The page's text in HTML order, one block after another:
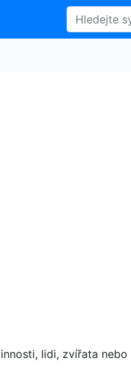
lidi, zvířata nebo